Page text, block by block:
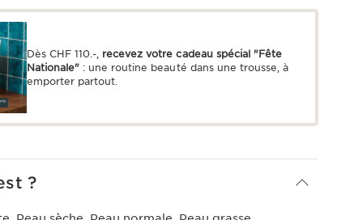
Dès CHF 110.-, recevez votre cadeau spécial "Fête
Nationale" : une routine beauté dans une trousse, à
emporter partout.
?